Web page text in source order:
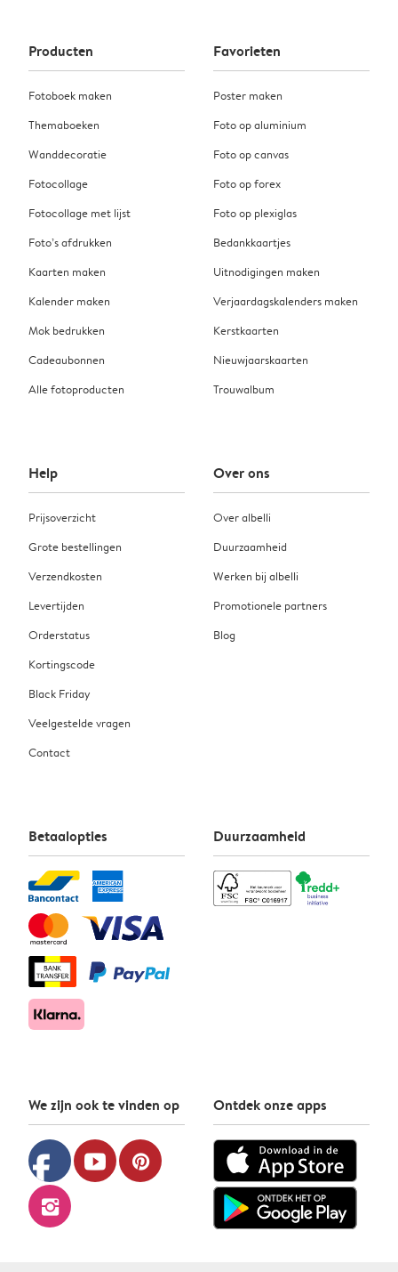
Producten
Fotoboek maken
Themaboeken
Wanddecoratie
Fotocollage
Fotocollage met lijst
Foto’s afdrukken
Kaarten maken
Kalender maken
Mok bedrukken
Cadeaubonnen
Alle fotoproducten
Favorieten
Poster maken
Foto op aluminium
Foto op canvas
Foto op forex
Foto op plexiglas
Bedankkaartjes
Uitnodigingen maken
Verjaardagskalenders maken
Kerstkaarten
Nieuwjaarskaarten
Trouwalbum
Help
Prijsoverzicht
Grote bestellingen
Verzendkosten
Levertijden
Orderstatus
Kortingscode
Black Friday
Veelgestelde vragen
Contact
Over ons
Over albelli
Duurzaamheid
Werken bij albelli
Promotionele partners
Blog
Betaalopties Duurzaamheid
We zijn ook te vinden op
facebook youtube pinterest
instagram
Ontdek onze apps